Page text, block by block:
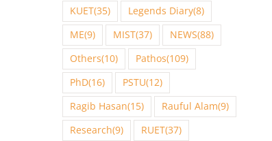
KUET(35) Legends Diary(8)
ME(9) MIST(37) NEWS(88)
Others(10) Pathos(109)
PhD(16) PSTU(12)
Ragib Hasan(15) Rauful Alam(9)
Research(9) RUET(37)